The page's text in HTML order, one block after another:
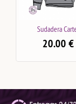
Sudadera
20.00 €